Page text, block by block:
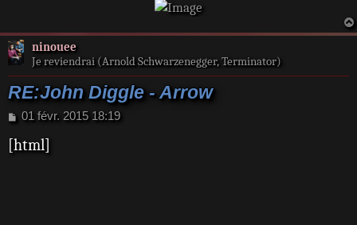
ninouee
Je reviendrai (Arnold Schwarzenegger, Terminator)
RE:John Diggle - Arrow
M
s
01 févr. 2015 18:19
[html]